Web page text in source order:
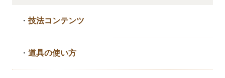
・技法コンテンツ
・道具の使い方